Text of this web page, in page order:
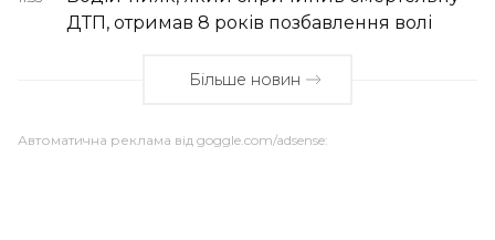
ДТП, отримав 8 років позбавлення волі
Більше новин
Автоматична реклама від goggle.com/adsense: